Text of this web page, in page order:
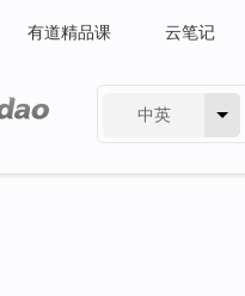
有道精品课 云笔记
中英